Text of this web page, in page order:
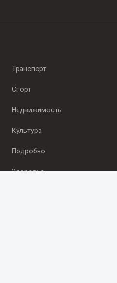
Транспорт
Спорт
Недвижимость
Культура
Подробно
Здоровье